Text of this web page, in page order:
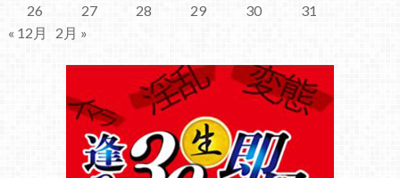
26
27 28 29 30
31
« 12月
2月 »